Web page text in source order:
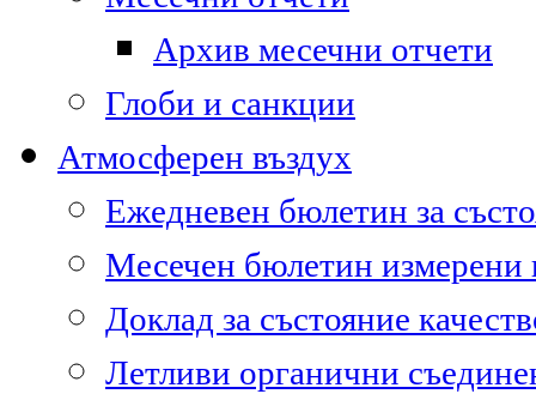
Архив месечни отчети
Глоби и санкции
Атмосферен въздух
Ежедневен бюлетин за
Месечен бюлетин
Доклад за състояние
Летливи органични